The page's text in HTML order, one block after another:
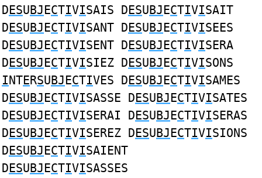
DESUBJECTIVISAIS DESUBJECTIVISAIT
DESUBJECTIVISANT DESUBJECTIVISEES
DESUBJECTIVISENT DESUBJECTIVISERA
DESUBJECTIVISIEZ DESUBJECTIVISONS
INTERSUBJECTIVES DESUBJECTIVISAMES
DESUBJECTIVISASSE DESUBJECTIVISATES
DESUBJECTIVISERAI DESUBJECTIVISERAS
DESUBJECTIVISEREZ DESUBJECTIVISIONS
DESUBJECTIVISAIENT
DESUBJECTIVISASSES